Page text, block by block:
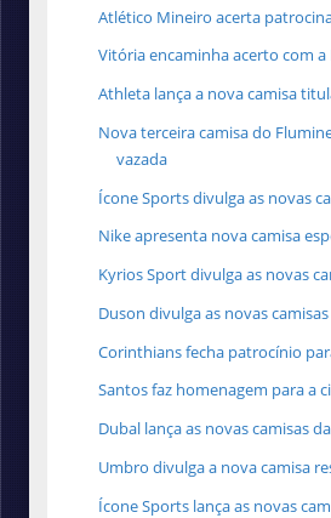
Atlético Mineiro acerta
Vitória encaminha acerto com a
Athleta lança a nova camisa
Nova terceira camisa do
vazada
Ícone Sports divulga as novas
Nike apresenta nova camisa
Kyrios Sport divulga as novas
Duson divulga as novas
Corinthians fecha patrocínio
Santos faz homenagem para a
Dubal lança as novas camisas
Umbro divulga a nova camisa
Ícone Sports lança as novas